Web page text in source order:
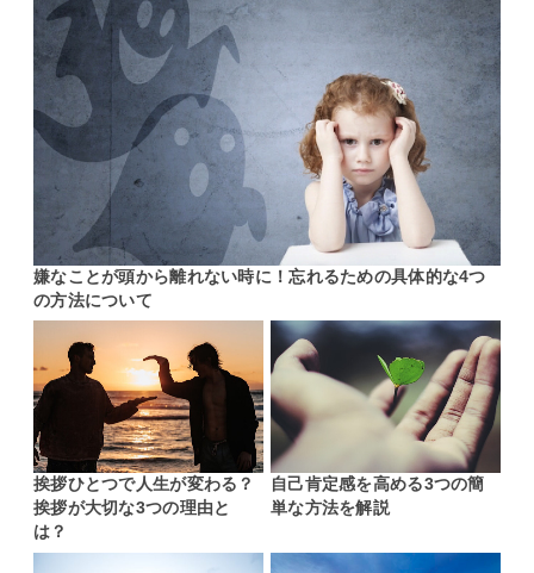
嫌なことが頭から離れない時に！忘れるための具体的な4つ
の方法について
挨拶ひとつで人生が変わる？
挨拶が大切な3つの理由と
は？
自己肯定感を高める3つの簡
単な方法を解説